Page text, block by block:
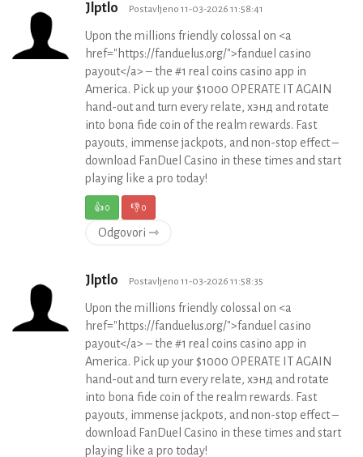
Jlptlo Postavljeno 11-03-2026 11:58:41
Upon the millions friendly colossal on <a
href="https://fanduelus.org/">fanduel casino
payout</a> – the #1 real coins casino app in
America. Pick up your $1000 OPERATE IT AGAIN
hand-out and turn every relate, хэнд and rotate
into bona fide coin of the realm rewards. Fast
payouts, immense jackpots, and non-stop effect –
download FanDuel Casino in these times and start
playing like a pro today!
👍0 👎0
Odgovori ⇾
Jlptlo Postavljeno 11-03-2026 11:58:35
Upon the millions friendly colossal on <a
href="https://fanduelus.org/">fanduel casino
payout</a> – the #1 real coins casino app in
America. Pick up your $1000 OPERATE IT AGAIN
hand-out and turn every relate, хэнд and rotate
into bona fide coin of the realm rewards. Fast
payouts, immense jackpots, and non-stop effect –
download FanDuel Casino in these times and start
playing like a pro today!